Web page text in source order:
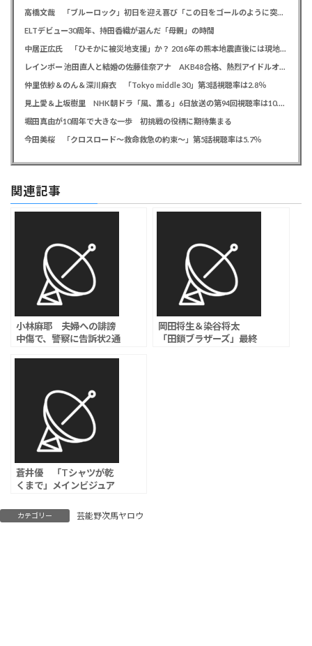
高橋文哉 「ブルーロック」初日を迎え喜び「この日をゴールのように突っ走ってきた」
ELTデビュー30周年、持田香織が選んだ「母親」の時間
中居正広氏 「ひそかに被災地支援」か？ 2016年の熊本地震直後には現地で炊き出し 親友・松本人志の闘病に心を痛め、頻繁に連絡も
レインボー 池田直人と結婚の佐藤佳奈アナ AKB48合格、熱烈アイドルオタク「さかなちゃん」として人気に、7月末に読売テレビ退社
仲里依紗＆のん＆深川麻衣 「Tokyo middle 30」第3話視聴率は2.8％
見上愛＆上坂樹里 NHK朝ドラ「風、薫る」6日放送の第94回視聴率は10.4％
堀田真由が10周年で大きな一歩 初挑戦の役柄に期待集まる
今田美桜 「クロスロード～救命救急の約束～」第5話視聴率は5.7％
関連記事
小林麻耶 夫婦への誹謗
中傷で、警察に告訴状2通
岡田将生＆染谷将太
「田鎖ブラザーズ」最終
蒼井優 「Tシャツが乾
くまで」メインビジュア
の“誰かが消える”ことが
明らかに
カテゴリー 芸能野次馬ヤロウ